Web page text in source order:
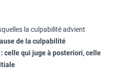
la culpabilité advient
de la culpabilité
celle qui juge à posteriori, celle